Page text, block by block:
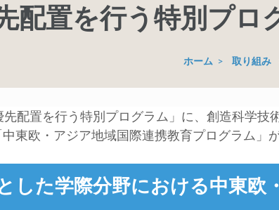
配置を行う特別プロ
ホーム > 取り組み
配置を行う特別プログラム」に、創造科学技
東欧・アジア地域国際連携教育プログラム」
した学際分野における中東欧